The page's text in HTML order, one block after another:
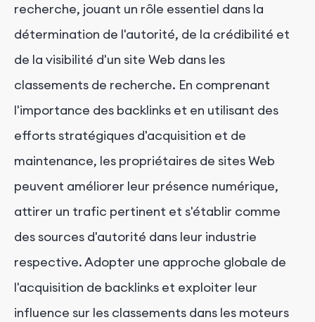
recherche, jouant un rôle essentiel dans la
détermination de l'autorité, de la crédibilité et
de la visibilité d'un site Web dans les
classements de recherche. En comprenant
l'importance des backlinks et en utilisant des
efforts stratégiques d'acquisition et de
maintenance, les propriétaires de sites Web
peuvent améliorer leur présence numérique,
attirer un trafic pertinent et s'établir comme
des sources d'autorité dans leur industrie
respective. Adopter une approche globale de
l'acquisition de backlinks et exploiter leur
influence sur les classements dans les moteurs